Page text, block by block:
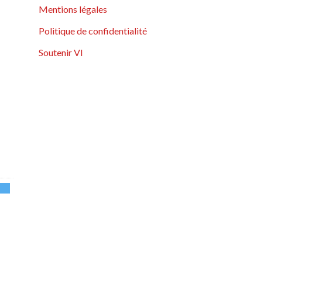
Mentions légales
Politique de confidentialité
Soutenir VI